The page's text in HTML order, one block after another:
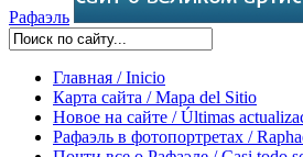
Рафаэль
Главная / Inicio
Карта сайта / Mapa del Sitio
Новое на сайте / Últimas
Рафаэль в фотопортретах /